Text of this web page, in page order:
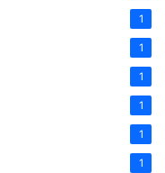
1
1
1
1
1
1